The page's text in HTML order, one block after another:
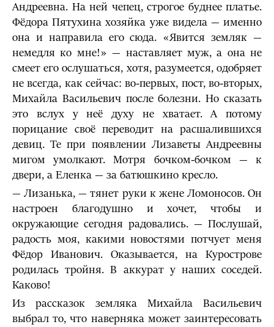
Андреевна. На ней чепец, строгое буднее платье.
Фёдора Пятухина хозяйка уже видела — именно
она и направила его сюда. «Явится земляк —
немедля ко мне!» — наставляет муж, а она не
смеет его ослушаться, хотя, разумеется, одобряет
не всегда, как сейчас: во-первых, пост, во-вторых,
Михайла Васильевич после болезни. Но сказать
это вслух у неё духу не хватает. А потому
порицание своё переводит на расшалившихся
девиц. Те при появлении Лизаветы Андреевны
мигом умолкают. Мотря бочком-бочком — к
двери, а Еленка — за батюшкино кресло.
— Лизанька, — тянет руки к жене Ломоносов. Он
настроен благодушно и хочет, чтобы и
окружающие сегодня радовались. — Послушай,
радость моя, какими новостями потчует меня
Фёдор Иванович. Оказывается, на Курострове
родилась тройня. В аккурат у наших соседей.
Каково!
Из рассказок земляка Михайла Васильевич
выбрал то, что наверняка может заинтересовать